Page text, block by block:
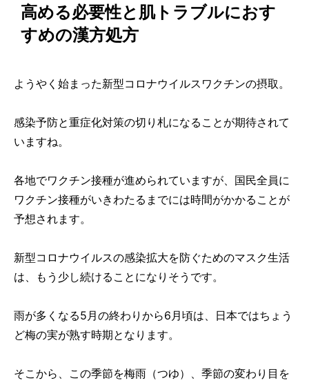
高める必要性と肌トラブルにおす
すめの漢方処方
ようやく始まった新型コロナウイルスワクチンの摂取。
感染予防と重症化対策の切り札になることが期待されて
いますね。
各地でワクチン接種が進められていますが、国民全員に
ワクチン接種がいきわたるまでには時間がかかることが
予想されます。
新型コロナウイルスの感染拡大を防ぐためのマスク生活
は、もう少し続けることになりそうです。
雨が多くなる5月の終わりから6月頃は、日本ではちょう
ど梅の実が熟す時期となります。
そこから、この季節を梅雨（つゆ）、季節の変わり目を